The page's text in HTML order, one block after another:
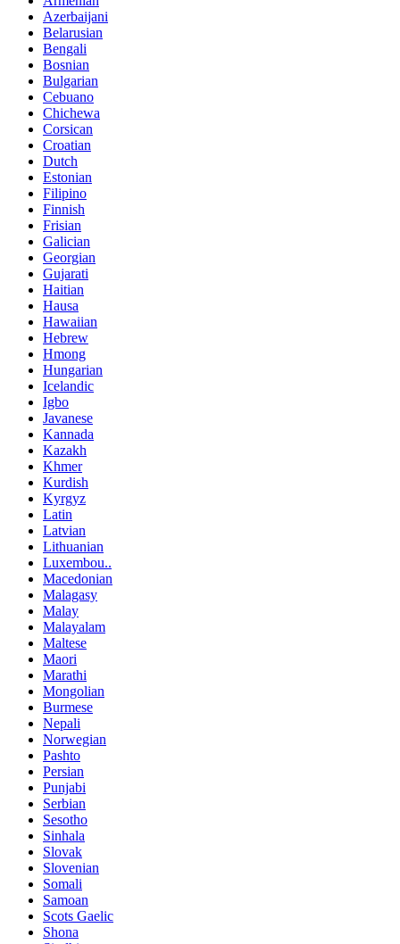
Azerbaijani
Belarusian
Bengali
Bosnian
Bulgarian
Cebuano
Chichewa
Corsican
Croatian
Dutch
Estonian
Filipino
Finnish
Frisian
Galician
Georgian
Gujarati
Haitian
Hausa
Hawaiian
Hebrew
Hmong
Hungarian
Icelandic
Igbo
Javanese
Kannada
Kazakh
Khmer
Kurdish
Kyrgyz
Latin
Latvian
Lithuanian
Luxembou..
Macedonian
Malagasy
Malay
Malayalam
Maltese
Maori
Marathi
Mongolian
Burmese
Nepali
Norwegian
Pashto
Persian
Punjabi
Serbian
Sesotho
Sinhala
Slovak
Slovenian
Somali
Samoan
Scots Gaelic
Shona